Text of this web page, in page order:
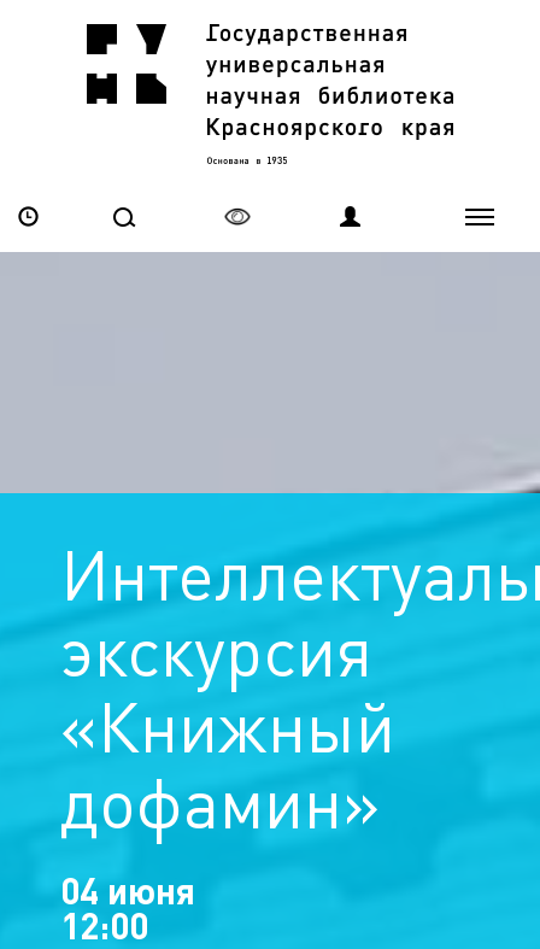
экскурсия
«Книжный
дофамин»
04 июня
12:00